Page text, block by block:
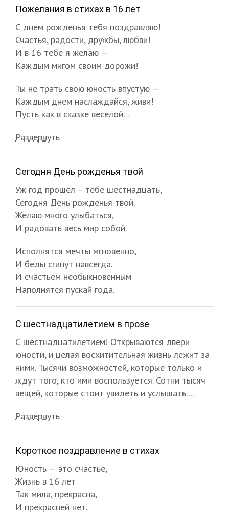
Пожелания в стихах в 16 лет
С днем рожденья тебя поздравляю!
Счастья, радости, дружбы, любви!
И в 16 тебе я желаю —
Каждым мигом своим дорожи!
Ты не трать свою юность впустую —
Каждым днем наслаждайся, живи!
Пусть как в сказке веселой...
Развернуть
Сегодня День рожденья твой
Уж год прошёл – тебе шестнадцать,
Сегодня День рожденья твой.
Желаю много улыбаться,
И радовать весь мир собой.
Исполнятся мечты мгновенно,
И беды сгинут навсегда.
И счастьем необыкновенным
Наполнятся пускай года.
С шестнадцатилетием в прозе
С шестнадцатилетием! Открываются двери
юности, и целая восхитительная жизнь лежит за
ними. Тысячи возможностей, которые только и
ждут того, кто ими воспользуется. Сотни тысяч
вещей, которые стоит увидеть и услышать....
Развернуть
Короткое поздравление в стихах
Юность — это счастье,
Жизнь в 16 лет
Так мила, прекрасна,
И прекрасней нет.